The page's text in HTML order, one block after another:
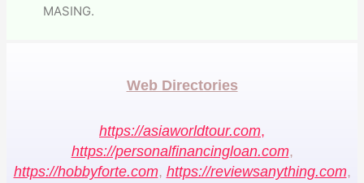
MASING.
Web Directories
https://asiaworldtour.com,
https://personalfinancingloan.com,
https://hobbyforte.com, https://reviewsanything.com,